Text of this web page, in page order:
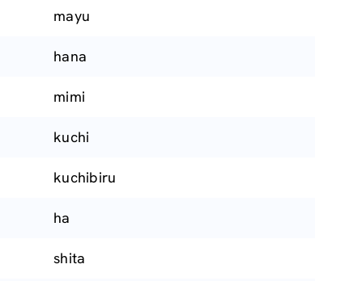
mayu
hana
mimi
kuchi
kuchibiru
ha
shita